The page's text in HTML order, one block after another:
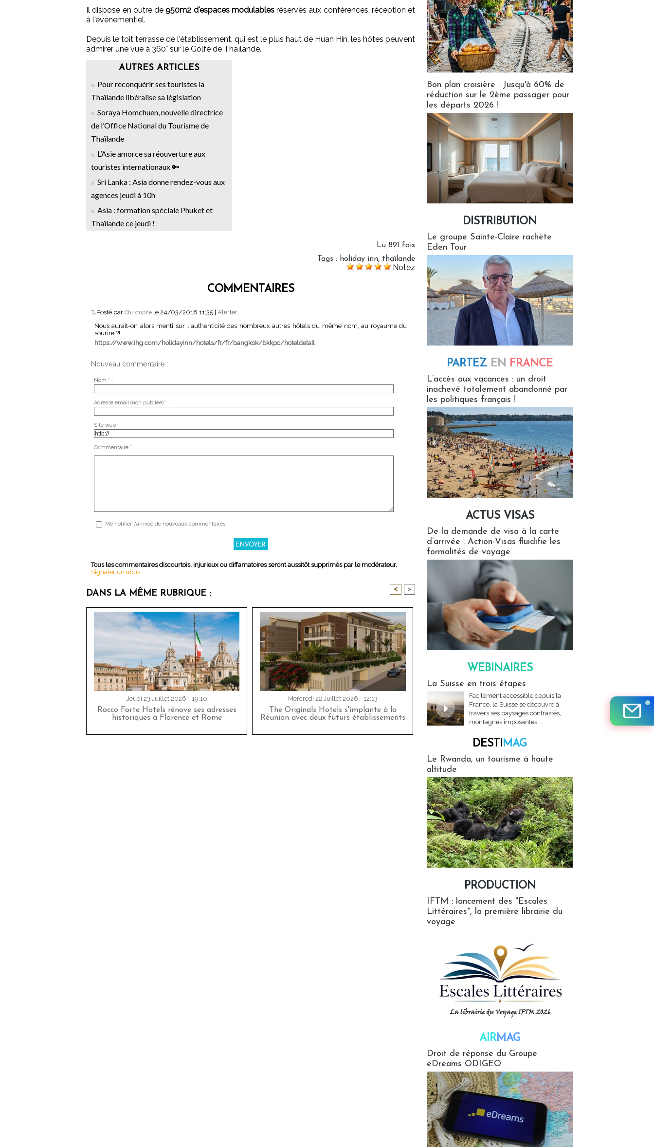
Il dispose en outre de950m2 d'espaces modulablesréservés aux conférences, réception et
à l'événementiel.
Depuis le toit terrasse de l'établissement, qui est le plus haut de Huan Hin, les hôtes peuvent
admirer une vue à 360° sur le Golfe de Thaïlande.
AUTRES ARTICLES
Pour reconquérir ses touristes la
Thaïlande libéralise sa législation
Soraya Homchuen, nouvelle directrice
de l’Office National du Tourisme de
Thaïlande
L’Asie amorce sa réouverture aux
touristes internationaux 🔑
Sri Lanka : Asia donne rendez-vous aux
agences jeudi à 10h
Asia : formation spéciale Phuket et
Thaïlande ce jeudi !
Lu 891 fois
Tags : holiday inn, thaïlande
Notez
COMMENTAIRES
1.Posté par Christophe le 24/03/2018 11:35 Alerter
Nous aurait-on alors menti sur l'authenticité des nombreux autres hôtels du même nom, au royaume du
sourire ?!
https://www.ihg.com/holidayinn/hotels/fr/fr/bangkok/bkkpc/hoteldetail
Nouveau commentaire :
Nom * :
Adresse email (non publiée) * :
Site web :
Commentaire * :
Me notifier l'arrivée de nouveaux commentaires
Tous les commentaires discourtois, injurieux ou diffamatoires seront aussitôt supprimés par le modérateur.
Signaler un abus
DANS LA MÊME RUBRIQUE : < >
Jeudi 23 Juillet 2026 - 19:10
Rocco Forte Hotels rénove ses adresses
historiques à Florence et Rome
Mercredi 22 Juillet 2026 - 12:13
The Originals Hotels s'implante à la
Réunion avec deux futurs établissements
Bon plan croisière : Jusqu'à 60% de
réduction sur le 2ème passager pour
les départs 2026 !
DISTRIBUTION
Le groupe Sainte-Claire rachète
Eden Tour
PARTEZ EN FRANCE
L’accès aux vacances : un droit
inachevé totalement abandonné par
les politiques français !
ACTUS VISAS
De la demande de visa à la carte
d’arrivée : Action-Visas fluidifie les
formalités de voyage
WEBINAIRES
La Suisse en trois étapes
Facilement accessible depuis la
France, la Suisse se découvre à
travers ses paysages contrastés,
montagnes imposantes,...
DESTIMAG
Le Rwanda, un tourisme à haute
altitude
PRODUCTION
IFTM : lancement des "Escales
Littéraires", la première librairie du
voyage
AIRMAG
Droit de réponse du Groupe
eDreams ODIGEO